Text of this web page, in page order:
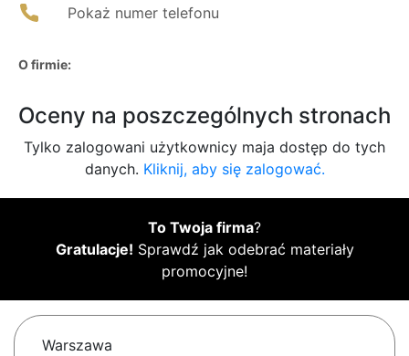
Pokaż numer telefonu
O firmie:
Oceny na poszczególnych stronach
Tylko zalogowani użytkownicy maja dostęp do tych
danych. Kliknij, aby się zalogować.
To Twoja firma?
Gratulacje! Sprawdź jak odebrać materiały
promocyjne!
Warszawa